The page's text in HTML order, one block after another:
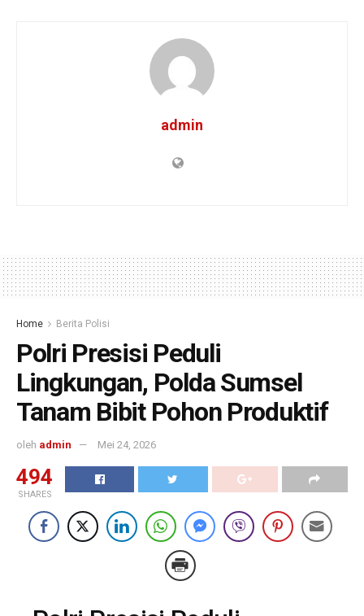
admin
Home Berita Polisi
Polri Presisi Peduli
Lingkungan, Polda Sumsel
Tanam Bibit Pohon Produktif
oleh admin Mei 24, 2026
494
SHARES